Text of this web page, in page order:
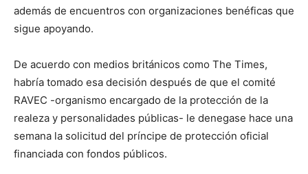
además de encuentros con organizaciones benéficas que
sigue apoyando.
De acuerdo con medios británicos como The Times,
habría tomado esa decisión después de que el comité
RAVEC -organismo encargado de la protección de la
realeza y personalidades públicas- le denegase hace una
semana la solicitud del príncipe de protección oficial
financiada con fondos públicos.